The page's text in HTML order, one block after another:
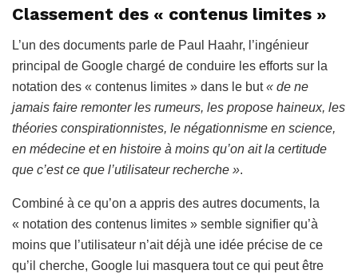
Classement des « contenus limites »
L’un des documents parle de Paul Haahr, l’ingénieur
principal de Google chargé de conduire les efforts sur la
notation des « contenus limites » dans le but« de ne
jamais faire remonter les rumeurs, les propose haineux, les
théories conspirationnistes, le négationnisme en science,
en médecine et en histoire à moins qu’on ait la certitude
que c’est ce que l’utilisateur recherche ».
Combiné à ce qu’on a appris des autres documents, la
« notation des contenus limites » semble signifier qu’à
moins que l’utilisateur n’ait déjà une idée précise de ce
qu’il cherche, Google lui masquera tout ce qui peut être